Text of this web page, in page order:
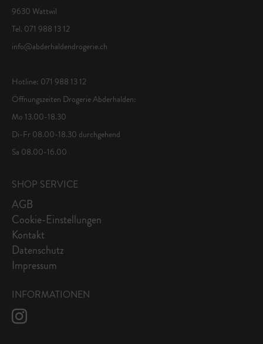
9630 Wattwil
Tel. 071 988 13 12
info@abderhaldendrogerie.ch
Hotline: 071 988 13 12
Öffnungszeiten Drogerie Abderhalden:
Mo 13.00-18.30
Di-Fr 08.00-18.30 durchgehend
Sa 08.00-16.00
SHOP SERVICE
AGB
Cookie-Einstellungen
Kontakt
Datenschutz
Impressum
INFORMATIONEN